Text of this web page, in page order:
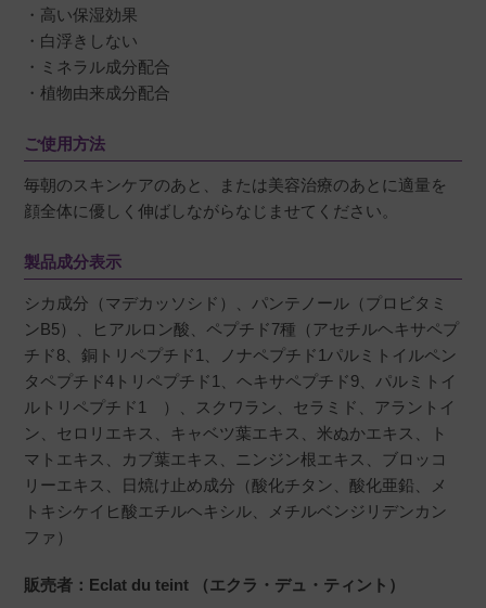
帯状疱疹でダメージを受けた肌に安心して使え
るクリームを探していました。伸びが良く、白
です。
肌の状態が回復していることが実感でき嬉しい
です。
良い商品を教えていただきありがとうございま
aurora 購入者
非公開
投稿日
2022/06/27
クリームを塗っている様な感覚で、保湿効果は
・高い保湿効果
・白浮きしない
・ミネラル成分配合
・植物由来成分配合
ご使用方法
毎朝のスキンケアのあと、または美容治療のあとに適量を
顔全体に優しく伸ばしながらなじませてください。
製品成分表示
シカ成分（マデカッソシド）、パンテノール（プロビタミ
ンB5）、ヒアルロン酸、ペプチド7種（アセチルヘキサペプ
チド8、銅トリペプチド1、ノナペプチド1パルミトイルペン
タペプチド4トリペプチド1、ヘキサペプチド9、パルミトイ
ルトリペプチド1 ）、スクワラン、セラミド、アラントイ
ン、セロリエキス、キャベツ葉エキス、米ぬかエキス、ト
マトエキス、カブ葉エキス、ニンジン根エキス、ブロッコ
リーエキス、日焼け止め成分（酸化チタン、酸化亜鉛、メ
トキシケイヒ酸エチルヘキシル、メチルベンジリデンカン
ファ）
販売者：Eclat du teint （エクラ・デュ・ティント）